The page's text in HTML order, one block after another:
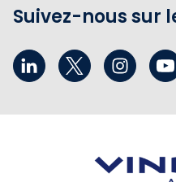
Suivez-nous sur